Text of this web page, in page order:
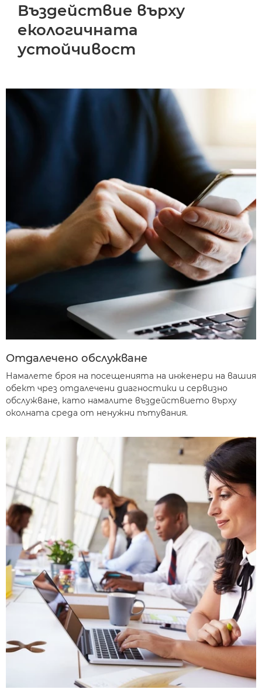
Въздействие върху
екологичната
устойчивост
Отдалечено обслужване
Намалете броя на посещенията на инженери на вашия
обект чрез отдалечени диагностики и сервизно
обслужване, като намалите въздействието върху
околната среда от ненужни пътувания.